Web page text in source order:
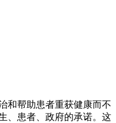
和帮助患者重获健康而不
、患者、政府的承诺。这